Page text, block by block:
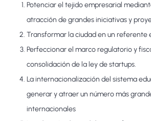
Potenciar el tejido empresarial
atracción de grandes iniciativas y
Transformar la ciudad en un referente
Perfeccionar el marco regulatorio y
consolidación de la ley de startups.
La internacionalización del sistema
generar y atraer un número más
internacionales